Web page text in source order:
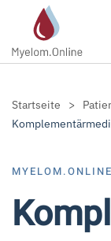
Zum
Startseite
MYELOM.ONLINE